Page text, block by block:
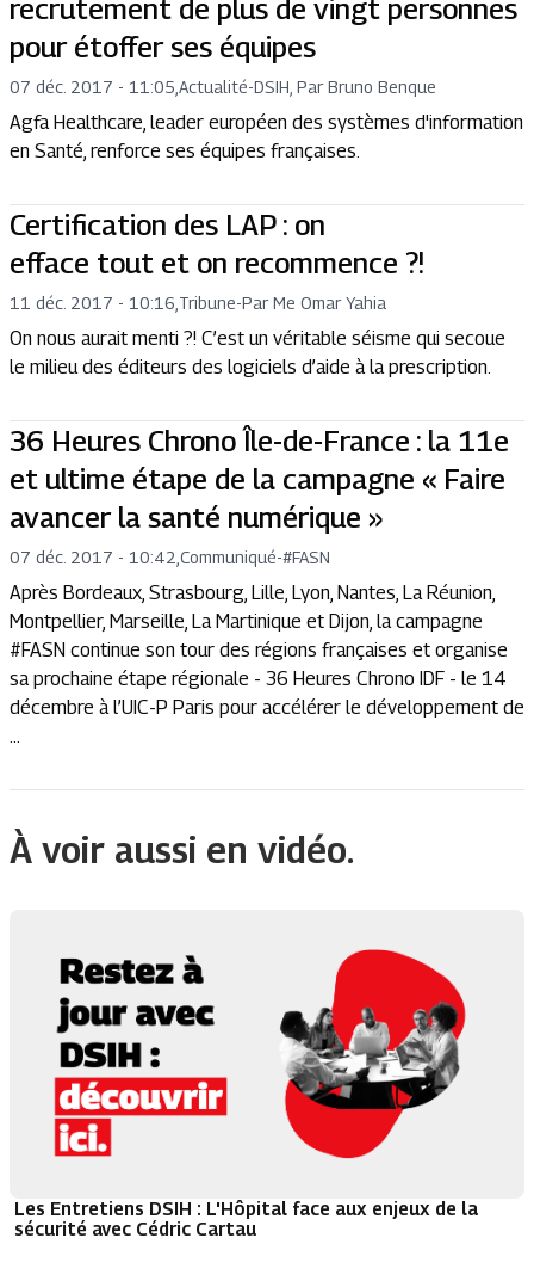
recrutement de plus de vingt personnes
pour étoffer ses équipes
07 déc. 2017 - 11:05 Actualité-DSIH, Par Bruno Benque
Agfa Healthcare, leader européen des systèmes d'information
en Santé, renforce ses équipes françaises.
Certification des LAP : on
efface tout et on recommence ?!
11 déc. 2017 - 10:16 Tribune-Par Me Omar Yahia
On nous aurait menti ?! C’est un véritable séisme qui secoue
le milieu des éditeurs des logiciels d’aide à la prescription.
36 Heures Chrono Île-de-France : la 11e
et ultime étape de la campagne « Faire
avancer la santé numérique »
07 déc. 2017 - 10:42 Communiqué-#FASN
Après Bordeaux, Strasbourg, Lille, Lyon, Nantes, La Réunion,
Montpellier, Marseille, La Martinique et Dijon, la campagne
#FASN continue son tour des régions françaises et organise
sa prochaine étape régionale - 36 Heures Chrono IDF - le 14
décembre à l’UIC-P Paris pour accélérer le développement de
À voir aussi en vidéo.
Les Entretiens DSIH : L'Hôpital face aux enjeux de la
sécurité avec Cédric Cartau